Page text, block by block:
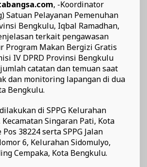
, -Koordinator
Satuan Pelayanan Pemenuhan
Bengkulu, Iqbal Ramadhan,
terkait pengawasan
Program Makan Bergizi Gratis
IV DPRD Provinsi Bengkulu
catatan dan temuan saat
dan monitoring lapangan di dua
Bengkulu.
di SPPG Kelurahan
Kecamatan Singaran Pati, Kota
38224 serta SPPG Jalan
6, Kelurahan Sidomulyo,
Cempaka, Kota Bengkulu.